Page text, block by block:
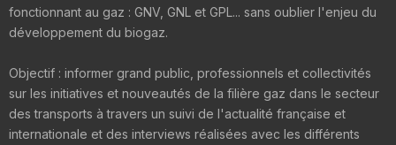
fonctionnant au gaz : GNV, GNL et GPL... sans oublier l'enjeu du
développement du biogaz.
Objectif : informer grand public, professionnels et collectivités
sur les initiatives et nouveautés de la filière gaz dans le secteur
des transports à travers un suivi de l'actualité française et
internationale et des interviews réalisées avec les différents